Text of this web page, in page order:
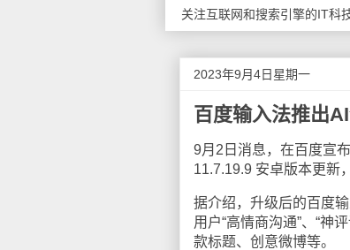
关注互联网和搜索引擎的IT科
2023年9月4日星期一
百度输入法推出
9月2日消息，在百度宣
11.7.19.9 安卓版本更新
据介绍，升级后的百度
用户“高情商沟通”、“神
款标题、创意微博等。